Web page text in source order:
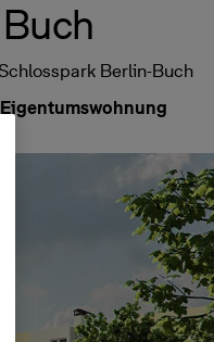
Berlin-Buch
Eigentumswohnung